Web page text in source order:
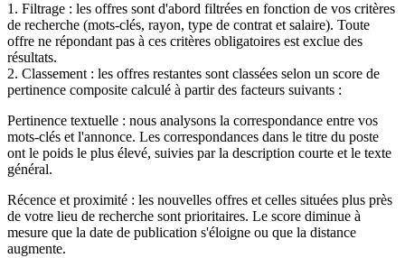
1. Filtrage : les offres sont d'abord filtrées en fonction de vos critères
de recherche (mots-clés, rayon, type de contrat et salaire). Toute
offre ne répondant pas à ces critères obligatoires est exclue des
résultats.
2. Classement : les offres restantes sont classées selon un score de
pertinence composite calculé à partir des facteurs suivants :
Pertinence textuelle : nous analysons la correspondance entre vos
mots-clés et l'annonce. Les correspondances dans le titre du poste
ont le poids le plus élevé, suivies par la description courte et le texte
général.
Récence et proximité : les nouvelles offres et celles situées plus près
de votre lieu de recherche sont prioritaires. Le score diminue à
mesure que la date de publication s'éloigne ou que la distance
augmente.